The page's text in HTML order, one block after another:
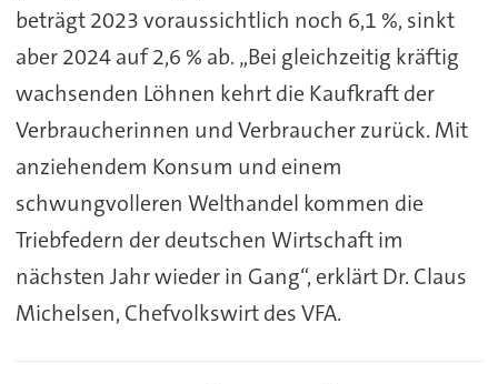
beträgt 2023 voraussichtlich noch 6,1 %, sinkt
aber 2024 auf 2,6 % ab. „Bei gleichzeitig kräftig
wachsenden Löhnen kehrt die Kaufkraft der
Verbraucherinnen und Verbraucher zurück. Mit
anziehendem Konsum und einem
schwungvolleren Welthandel kommen die
Triebfedern der deutschen Wirtschaft im
nächsten Jahr wieder in Gang“, erklärt Dr. Claus
Michelsen, Chefvolkswirt des VFA.